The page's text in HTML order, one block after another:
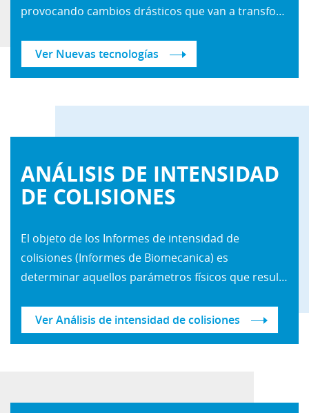
provocando cambios drásticos que van a transformar la industria del transporte y la movilidad. Centro Zaragoza ha identificado los siguientes puntos que propiciarán este cambio: avances rápidos en vehículos conectados, consolidación de nuevos sistemas de propulsión, sistemas avanzados de seguridad que no requieren la intervención del conductor, conocidos como ADAS (Sistemas Avanzados de Asistencia a la Conducción) y cambios sociales en las preferencias de movilidad.
Ver Nuevas tecnologías
ANÁLISIS DE INTENSIDAD
DE COLISIONES
El objeto de los Informes de intensidad de
colisiones (Informes de Biomecanica) es
determinar aquellos parámetros físicos que resultan más relevantes para cuantificar la intensidad de una colisión.
Ver Análisis de intensidad de colisiones